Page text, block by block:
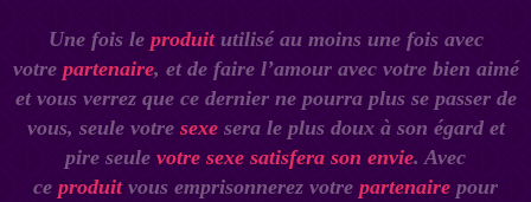
Une fois le produit utilisé au moins une fois avec
votre partenaire, et de faire l’amour avec votre bien aimé
et vous verrez que ce dernier ne pourra plus se passer de
vous, seule votre sexe sera le plus doux à son égard et
pire seule votre sexe satisfera son envie. Avec
ce produitvous emprisonnerez votre partenaire pour